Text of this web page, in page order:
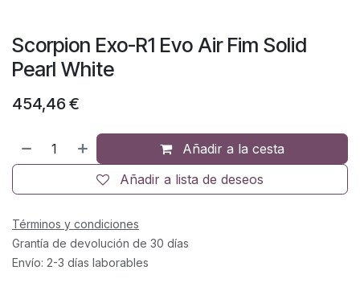
Scorpion Exo-R1 Evo Air Fim Solid
Pearl White
454,46 €
Añadir a la cesta
Añadir a lista de deseos
Términos y condiciones
Grantía de devolución de 30 días
Envío: 2-3 días laborables